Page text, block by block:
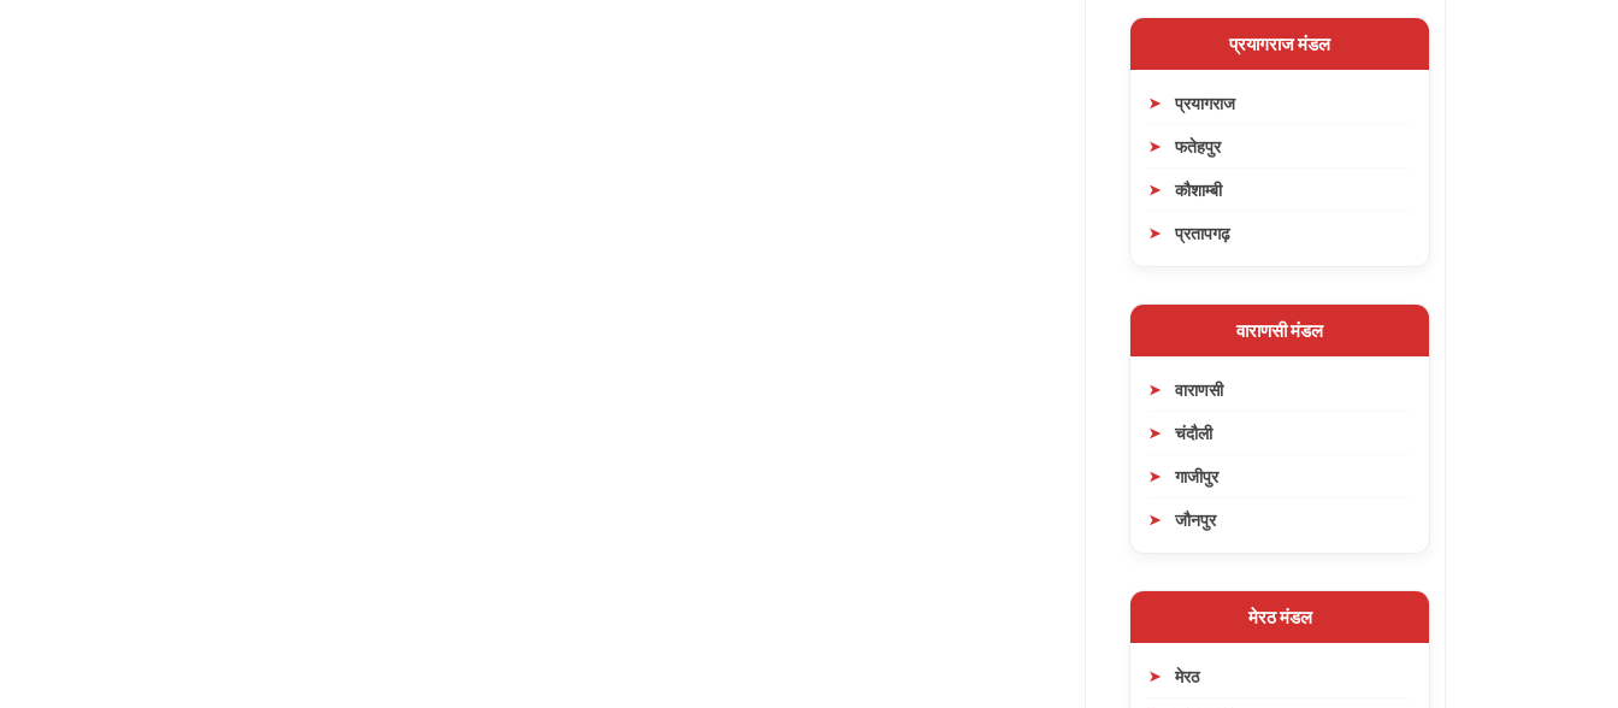
प्रयागराज मंडल
प्रयागराज
फतेहपुर
कौशाम्बी
प्रतापगढ़
वाराणसी मंडल
वाराणसी
चंदौली
गाजीपुर
जौनपुर
मेरठ मंडल
मेरठ